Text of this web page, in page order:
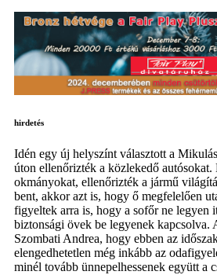
hirdetés
Idén egy új helyszínt választott a
úton ellenőrizték a közlekedő autósokat.
okmányokat, ellenőrizték a jármű
bent, akkor azt is, hogy ő megfelelően
figyeltek arra is, hogy a sofőr ne legyen
biztonsági övek be legyenek kapcsolva.
Szombati Andrea, hogy ebben az
elengedhetetlen még inkább az
minél tovább ünnepelhessenek együtt a